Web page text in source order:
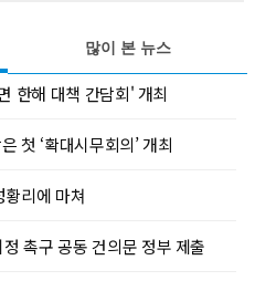
한해 대책 간담회' 개최
첫 ‘확대시무회의’ 개최
리에 마쳐
촉구 공동 건의문 정부 제출
많이 본 뉴스